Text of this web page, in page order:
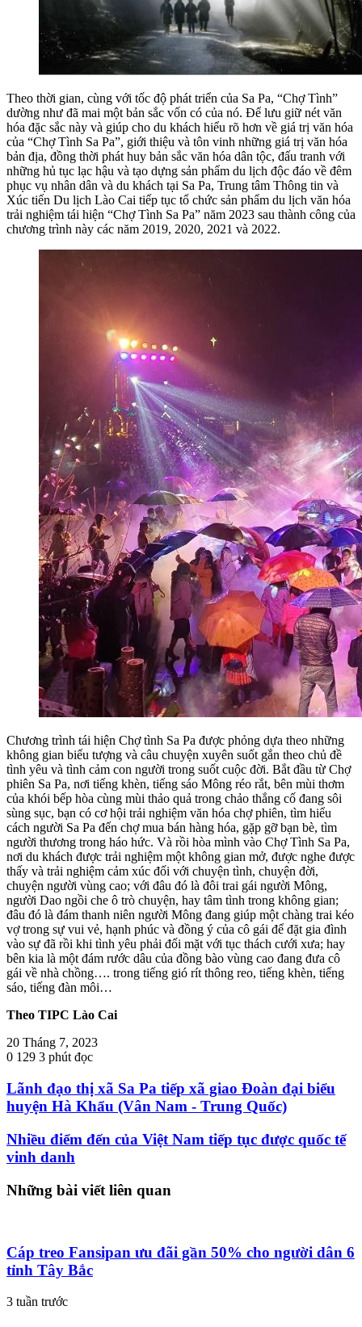
Theo thời gian, cùng với tốc độ phát triển của Sa Pa, “Chợ Tình”
dường như đã mai một bản sắc vốn có của nó. Để lưu giữ nét văn
hóa đặc sắc này và giúp cho du khách hiểu rõ hơn về giá trị văn hóa
của “Chợ Tình Sa Pa”, giới thiệu và tôn vinh những giá trị văn hóa
bản địa, đồng thời phát huy bản sắc văn hóa dân tộc, đấu tranh với
những hủ tục lạc hậu và tạo dựng sản phẩm du lịch độc đáo về đêm
phục vụ nhân dân và du khách tại Sa Pa, Trung tâm Thông tin và
Xúc tiến Du lịch Lào Cai tiếp tục tổ chức sản phẩm du lịch văn hóa
trải nghiệm tái hiện “Chợ Tình Sa Pa” năm 2023 sau thành công của
chương trình này các năm 2019, 2020, 2021 và 2022.
Chương trình tái hiện Chợ tình Sa Pa được phỏng dựa theo những
không gian biểu tượng và câu chuyện xuyên suốt gắn theo chủ đề
tình yêu và tình cảm con người trong suốt cuộc đời. Bắt đầu từ Chợ
phiên Sa Pa, nơi tiếng khèn, tiếng sáo Mông réo rắt, bên mùi thơm
của khói bếp hòa cùng mùi thảo quả trong chảo thắng cố đang sôi
sùng sục, bạn có cơ hội trải nghiệm văn hóa chợ phiên, tìm hiểu
cách người Sa Pa đến chợ mua bán hàng hóa, gặp gỡ bạn bè, tìm
người thương trong háo hức. Và rồi hòa mình vào Chợ Tình Sa Pa,
nơi du khách được trải nghiệm một không gian mở, được nghe được
thấy và trải nghiệm cảm xúc đối với chuyện tình, chuyện đời,
chuyện người vùng cao; với đâu đó là đôi trai gái người Mông,
người Dao ngồi che ô trò chuyện, hay tâm tình trong không gian;
đâu đó là đám thanh niên người Mông đang giúp một chàng trai kéo
vợ trong sự vui vẻ, hạnh phúc và đồng ý của cô gái để đặt gia đình
vào sự đã rồi khi tình yêu phải đối mặt với tục thách cưới xưa; hay
bên kia là một đám rước dâu của đồng bào vùng cao đang đưa cô
gái về nhà chồng…. trong tiếng gió rít thông reo, tiếng khèn, tiếng
sáo, tiếng đàn môi…
Theo TIPC Lào Cai
20 Tháng 7, 2023
0 129 3 phút đọc
Lãnh đạo thị xã Sa Pa tiếp xã giao Đoàn đại biểu
huyện Hà Khẩu (Vân Nam - Trung Quốc)
Nhiều điểm đến của Việt Nam tiếp tục được quốc tế
vinh danh
Những bài viết liên quan
Cáp treo Fansipan ưu đãi gần 50% cho người dân 6
tỉnh Tây Bắc
3 tuần trước